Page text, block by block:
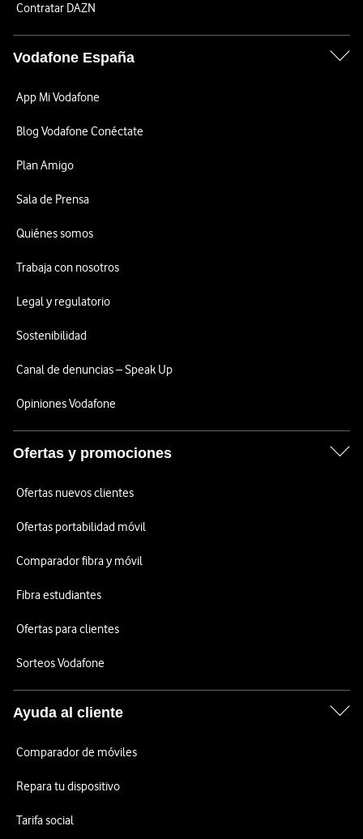
Contratar DAZN
Vodafone España
App Mi Vodafone
Blog Vodafone Conéctate
Plan Amigo
Sala de Prensa
Quiénes somos
Trabaja con nosotros
Legal y regulatorio
Sostenibilidad
Canal de denuncias – Speak Up
Opiniones Vodafone
Ofertas y promociones
Ofertas nuevos clientes
Ofertas portabilidad móvil
Comparador fibra y móvil
Fibra estudiantes
Ofertas para clientes
Sorteos Vodafone
Ayuda al cliente
Comparador de móviles
Repara tu dispositivo
Tarifa social